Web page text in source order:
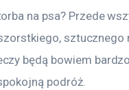
na psa? Przede
sztucznego
będą bowiem
podróż.